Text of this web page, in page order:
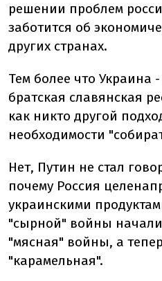
решении проблем
заботится об
других странах.
Тем более что Украина
братская славянская
как никто другой
необходимости
Нет, Путин не стал
почему Россия
украинскими
"сырной" войны
"мясная" войны, а
"карамельная".